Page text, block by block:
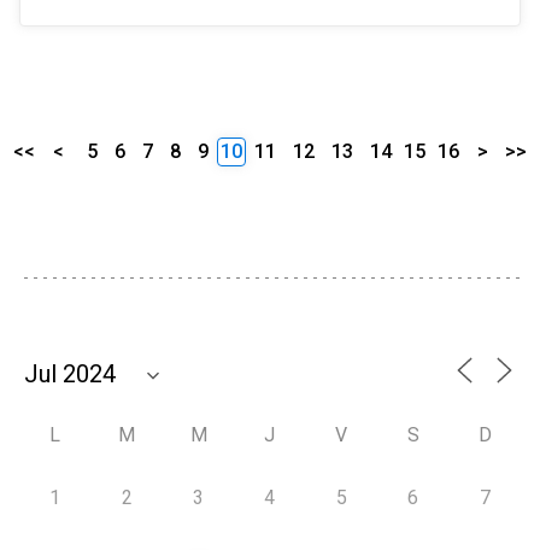
<< < 5 6 7 8 9 10 11 12 13 14 15 16 > >>
L M M J V S D
1 2 3 4 5 6 7